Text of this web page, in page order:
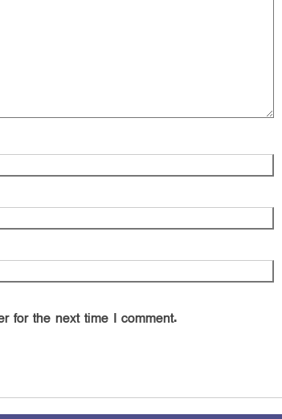
for the next time I comment.